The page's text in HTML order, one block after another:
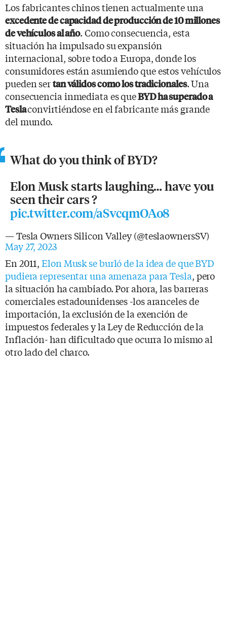
Los fabricantes chinos tienen actualmente una
excedente de capacidad de producción de 10 millones
de vehículos al año. Como consecuencia, esta
situación ha impulsado su expansión
internacional, sobre todo a Europa, donde los
consumidores están asumiendo que estos vehículos
pueden sertan válidos como los tradicionales. Una
consecuencia inmediata es queBYD ha superado a
Teslaconvirtiéndose en el fabricante más grande
del mundo.
What do you think of BYD?
Elon Musk starts laughing… have you
seen their cars ?
pic.twitter.com/aSvcqmOAo8
— Tesla Owners Silicon Valley (@teslaownersSV)
May 27, 2023
En 2011,Elon Musk se burló de la idea de que BYD
pudiera representar una amenaza para Tesla, pero
la situación ha cambiado. Por ahora, las barreras
comerciales estadounidenses -los aranceles de
importación, la exclusión de la exención de
impuestos federales y la Ley de Reducción de la
Inflación- han dificultado que ocurra lo mismo al
otro lado del charco.